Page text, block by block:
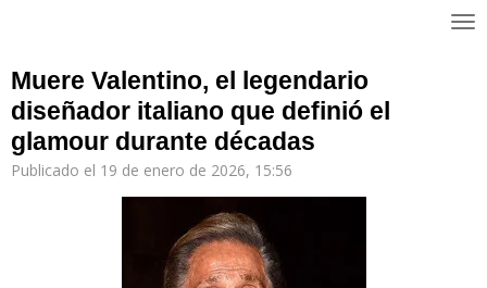
principal
Muere Valentino, el legendario
diseñador italiano que definió el
glamour durante décadas
Publicado el 19 de enero de 2026, 15:56